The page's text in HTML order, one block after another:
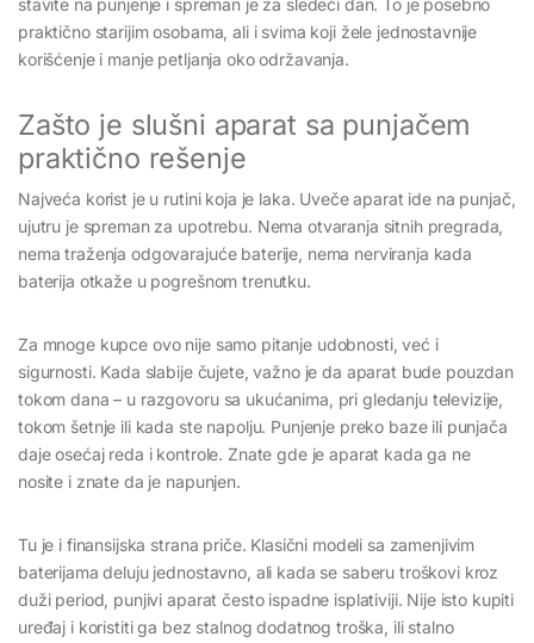
stavite na punjenje i spreman je za sledeći dan. To je posebno
praktično starijim osobama, ali i svima koji žele jednostavnije
korišćenje i manje petljanja oko održavanja.
Zašto je slušni aparat sa punjačem
praktično rešenje
Najveća korist je u rutini koja je laka. Uveče aparat ide na punjač,
ujutru je spreman za upotrebu. Nema otvaranja sitnih pregrada,
nema traženja odgovarajuće baterije, nema nerviranja kada
baterija otkaže u pogrešnom trenutku.
Za mnoge kupce ovo nije samo pitanje udobnosti, već i
sigurnosti. Kada slabije čujete, važno je da aparat bude pouzdan
tokom dana – u razgovoru sa ukućanima, pri gledanju televizije,
tokom šetnje ili kada ste napolju. Punjenje preko baze ili punjača
daje osećaj reda i kontrole. Znate gde je aparat kada ga ne
nosite i znate da je napunjen.
Tu je i finansijska strana priče. Klasični modeli sa zamenjivim
baterijama deluju jednostavno, ali kada se saberu troškovi kroz
duži period, punjivi aparat često ispadne isplativiji. Nije isto kupiti
uređaj i koristiti ga bez stalnog dodatnog troška, ili stalno